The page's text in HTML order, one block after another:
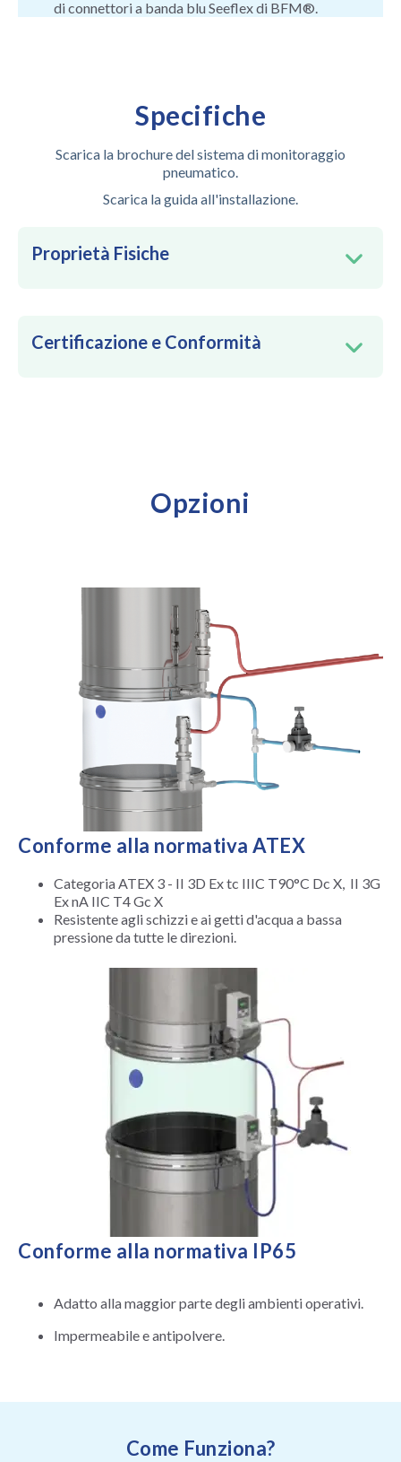
di connettori a banda blu Seeflex di BFM®.
Specifiche
Scarica la brochure del sistema di monitoraggio
pneumatico.
Scarica la guida all'installazione.
Proprietà Fisiche
Certificazione e Conformità
Opzioni
Conforme alla normativa ATEX
Categoria ATEX 3 - II 3D Ex tc IIIC T90°C Dc X, II 3G
Ex nA IIC T4 Gc X
Resistente agli schizzi e ai getti d'acqua a bassa
pressione da tutte le direzioni.
Conforme alla normativa IP65
Adatto alla maggior parte degli ambienti operativi.
Impermeabile e antipolvere.
Come Funziona?